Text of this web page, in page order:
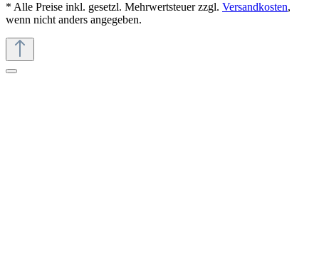
* Alle Preise inkl. gesetzl. Mehrwertsteuer zzgl. Versandkosten,
wenn nicht anders angegeben.